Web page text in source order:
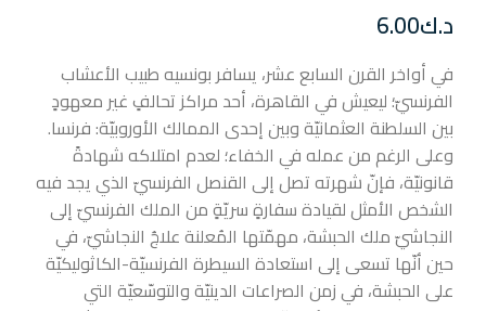
د.ك6.00
في أواخر القرن السابع عشر، يسافر بونسيه طبيب الأعشاب
الفرنسيّ؛ ليعيش في القاهرة، أحد مراكز تحالفٍ غير معهودٍ
بين السلطنة العثمانيّة وبين إحدى الممالك الأوروبيّة: فرنسا.
وعلى الرغم من عمله في الخفاء؛ لعدم امتلاكه شهادةً
قانونيّة، فإنّ شهرته تصل إلى القنصل الفرنسيّ الذي يجد فيه
الشخص الأمثل لقيادة سفارةٍ سريّةٍ من الملك الفرنسيّ إلى
النجاشيّ ملك الحبشة، مهمّتها المُعلنة علاجُ النجاشيّ، في
حين أنّها تسعى إلى استعادة السيطرة الفرنسيّة-الكاثوليكيّة
على الحبشة، في زمن الصراعات الدينيّة والتوسّعيّة التي